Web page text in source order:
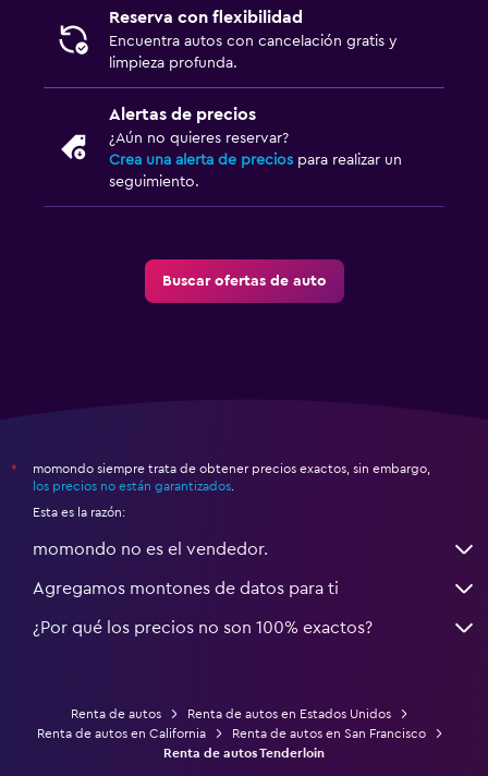
Reserva con flexibilidad
Encuentra autos con cancelación gratis y
limpieza profunda.
Alertas de precios
¿Aún no quieres reservar?
Crea una alerta de precios para realizar un
seguimiento.
Buscar ofertas de auto
*
momondo siempre trata de obtener precios exactos, sin embargo,
los precios no están garantizados.
Esta es la razón:
momondo no es el vendedor.
Agregamos montones de datos para ti
¿Por qué los precios no son 100% exactos?
Renta de autos
Renta de autos en Estados Unidos
Renta de autos en California
Renta de autos en San Francisco
Renta de autos Tenderloin